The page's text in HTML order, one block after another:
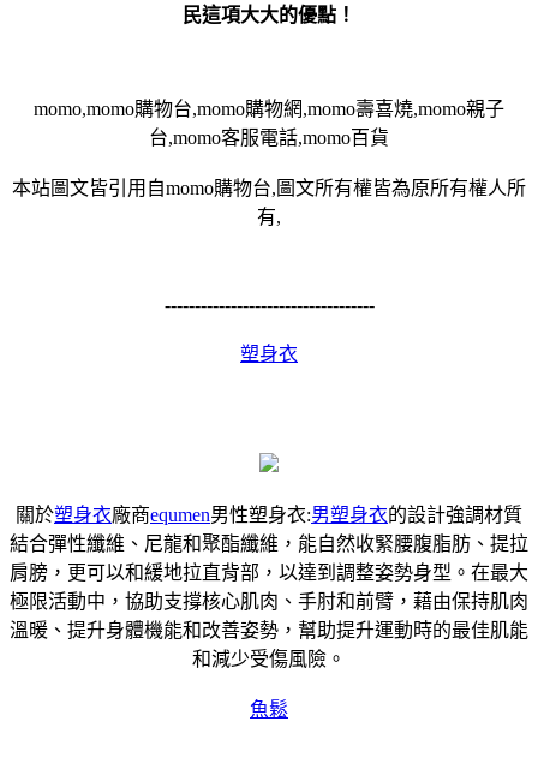
民這項大大的優點！
momo,momo購物台,momo購物網,momo壽喜燒,momo親子
台,momo客服電話,momo百貨
本站圖文皆引用自momo購物台,圖文所有權皆為原所有權人所
有,
-----------------------------------
塑身衣
關於塑身衣廠商equmen男性塑身衣:男塑身衣的設計強調材質
結合彈性纖維、尼龍和聚酯纖維，能自然收緊腰腹脂肪、提拉
肩膀，更可以和緩地拉直背部，以達到調整姿勢身型。在最大
極限活動中，協助支撐核心肌肉、手肘和前臂，藉由保持肌肉
溫暖、提升身體機能和改善姿勢，幫助提升運動時的最佳肌能
和減少受傷風險。
魚鬆